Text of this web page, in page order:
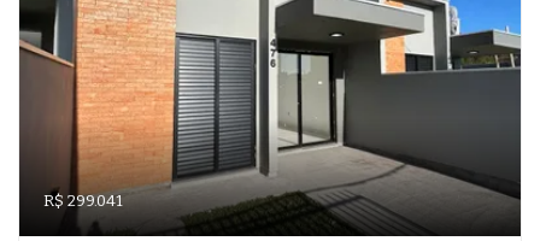
R$ 299.041